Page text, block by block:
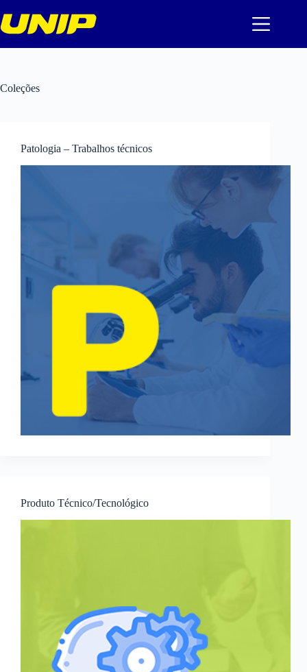
para
o
Coleções
Patologia – Trabalhos técnicos
Produto Técnico/Tecnológico